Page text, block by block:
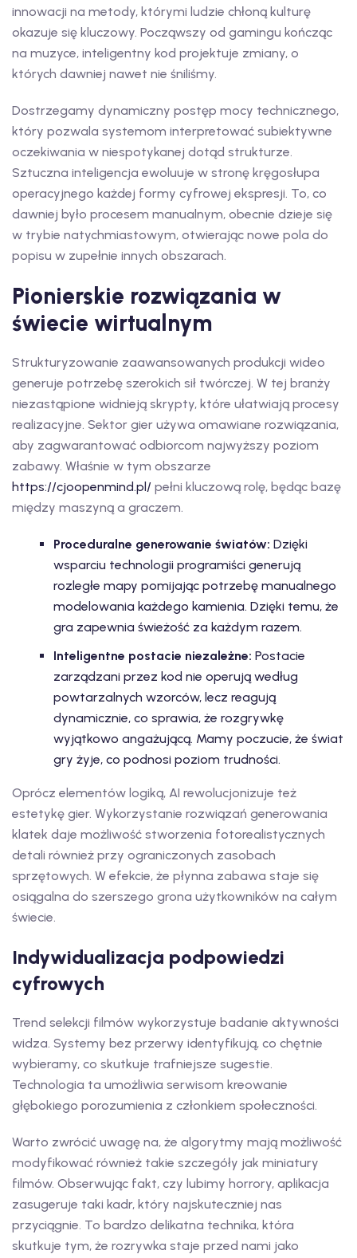
innowacji na metody, którymi ludzie chłoną kulturę
okazuje się kluczowy. Począwszy od gamingu kończąc
na muzyce, inteligentny kod projektuje zmiany, o
których dawniej nawet nie śniliśmy.
Dostrzegamy dynamiczny postęp mocy technicznego,
który pozwala systemom interpretować subiektywne
oczekiwania w niespotykanej dotąd strukturze.
Sztuczna inteligencja ewoluuje w stronę kręgosłupa
operacyjnego każdej formy cyfrowej ekspresji. To, co
dawniej było procesem manualnym, obecnie dzieje się
w trybie natychmiastowym, otwierając nowe pola do
popisu w zupełnie innych obszarach.
Pionierskie rozwiązania w
świecie wirtualnym
Strukturyzowanie zaawansowanych produkcji wideo
generuje potrzebę szerokich sił twórczej. W tej branży
niezastąpione widnieją skrypty, które ułatwiają procesy
realizacyjne. Sektor gier używa omawiane rozwiązania,
aby zagwarantować odbiorcom najwyższy poziom
zabawy. Właśnie w tym obszarze
https://cjoopenmind.pl/ pełni kluczową rolę, będąc bazę
między maszyną a graczem.
Proceduralne generowanie światów: Dzięki
wsparciu technologii programiści generują
rozległe mapy pomijając potrzebę manualnego
modelowania każdego kamienia. Dzięki temu, że
gra zapewnia świeżość za każdym razem.
Inteligentne postacie niezależne: Postacie
zarządzani przez kod nie operują według
powtarzalnych wzorców, lecz reagują
dynamicznie, co sprawia, że rozgrywkę
wyjątkowo angażującą. Mamy poczucie, że świat
gry żyje, co podnosi poziom trudności.
Oprócz elementów logiką, AI rewolucjonizuje też
estetykę gier. Wykorzystanie rozwiązań generowania
klatek daje możliwość stworzenia fotorealistycznych
detali również przy ograniczonych zasobach
sprzętowych. W efekcie, że płynna zabawa staje się
osiągalna do szerszego grona użytkowników na całym
świecie.
Indywidualizacja podpowiedzi
cyfrowych
Trend selekcji filmów wykorzystuje badanie aktywności
widza. Systemy bez przerwy identyfikują, co chętnie
wybieramy, co skutkuje trafniejsze sugestie.
Technologia ta umożliwia serwisom kreowanie
głębokiego porozumienia z członkiem społeczności.
Warto zwrócić uwagę na, że algorytmy mają możliwość
modyfikować również takie szczegóły jak miniatury
filmów. Obserwując fakt, czy lubimy horrory, aplikacja
zasugeruje taki kadr, który najskuteczniej nas
przyciągnie. To bardzo delikatna technika, która
skutkuje tym, że rozrywka staje przed nami jako